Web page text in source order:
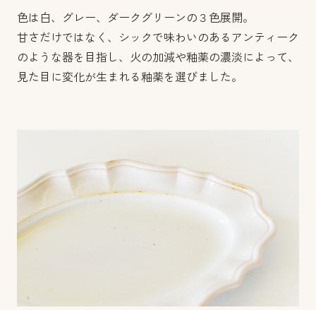
色は白、グレー、ダークグリーンの３色展開。
甘さだけではなく、シックで味わいのあるアンティーク
のような器を目指し、火の加減や釉薬の濃淡によって、
見た目に変化が生まれる釉薬を選びました。